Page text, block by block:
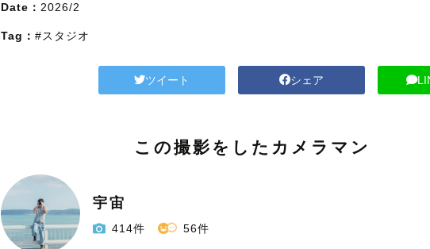
Date： 2026/2
Tag： #スタジオ
ツイート シェア
この撮影をしたカメラマン
宇宙
414件 56件